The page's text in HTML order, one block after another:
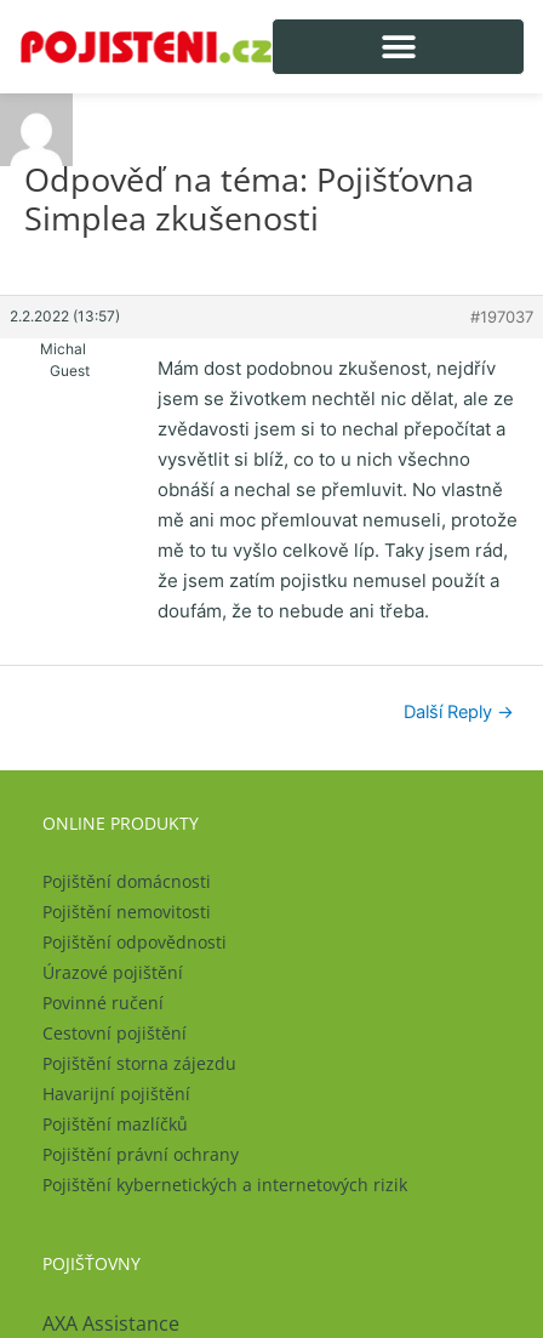
Odpověď na téma: Pojišťovna
Simplea zkušenosti
2.2.2022 (13:57) #197037
Michal
Guest
Mám dost podobnou zkušenost, nejdřív
jsem se životkem nechtěl nic dělat, ale ze
zvědavosti jsem si to nechal přepočítat a
vysvětlit si blíž, co to u nich všechno
obnáší a nechal se přemluvit. No vlastně
mě ani moc přemlouvat nemuseli, protože
mě to tu vyšlo celkově líp. Taky jsem rád,
že jsem zatím pojistku nemusel použít a
doufám, že to nebude ani třeba.
Další Reply →
ONLINE PRODUKTY
Pojištění domácnosti
Pojištění nemovitosti
Pojištění odpovědnosti
Úrazové pojištění
Povinné ručení
Cestovní pojištění
Pojištění storna zájezdu
Havarijní pojištění
Pojištění mazlíčků
Pojištění právní ochrany
Pojištění kybernetických a internetových rizik
POJIŠŤOVNY
AXA Assistance